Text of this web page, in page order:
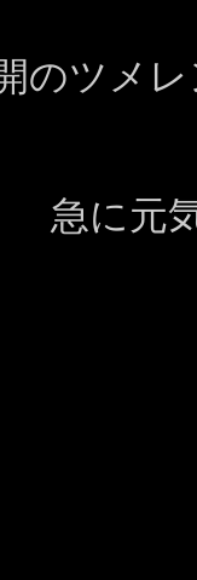
のツメ
急に元